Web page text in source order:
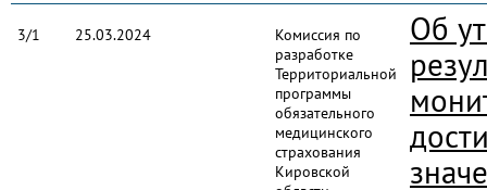
3/1 25.03.2024
Комиссия по
разработке
Территориальной
программы
обязательного
медицинского
страхования
Кировской
Об